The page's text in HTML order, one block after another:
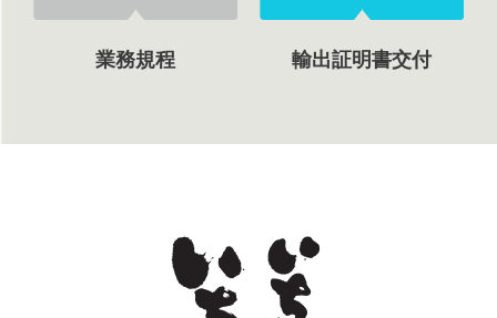
業務規程 輸出証明書交付